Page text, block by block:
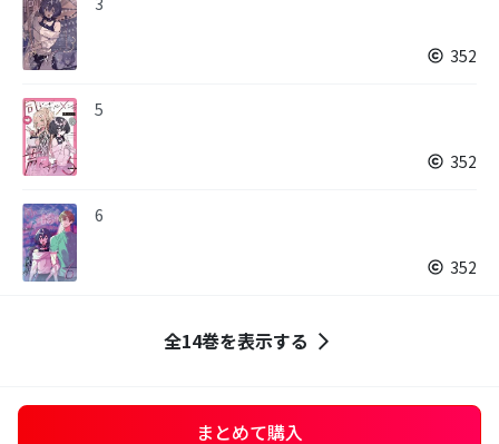
352
5
352
6
352
全14巻を表示する
まとめて購入